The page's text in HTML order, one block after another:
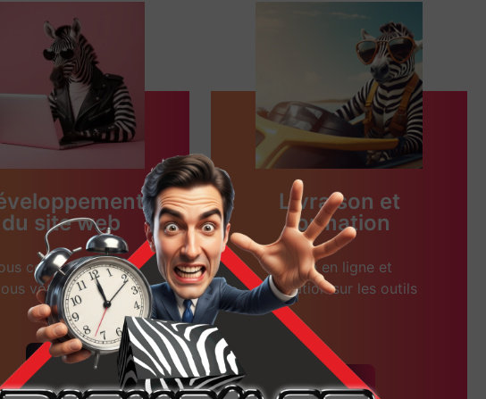
du site web
concevons avec
votre site web.
Livraison et
formation
Mise en ligne et
formation sur les outils